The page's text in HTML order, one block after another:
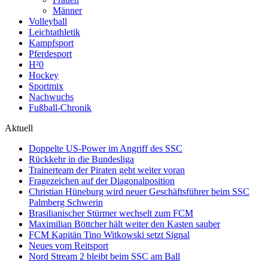
Männer
Volleyball
Leichtathletik
Kampfsport
Pferdesport
H²0
Hockey
Sportmix
Nachwuchs
Fußball-Chronik
Aktuell
Doppelte US-Power im Angriff des SSC
Rückkehr in die Bundesliga
Trainerteam der Piraten geht weiter voran
Fragezeichen auf der Diagonalposition
Christian Hüneburg wird neuer Geschäftsführer beim SSC
Palmberg Schwerin
Brasilianischer Stürmer wechselt zum FCM
Maximilian Böttcher hält weiter den Kasten sauber
FCM Kapitän Tino Witkowski setzt Signal
Neues vom Reitsport
Nord Stream 2 bleibt beim SSC am Ball